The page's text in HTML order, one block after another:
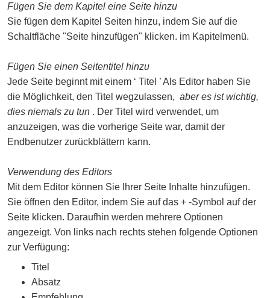
Fügen Sie dem Kapitel eine Seite hinzu
Sie fügen dem Kapitel Seiten hinzu, indem Sie auf die
Schaltfläche "Seite hinzufügen" klicken. im Kapitelmenü.
Fügen Sie einen Seitentitel hinzu
Jede Seite beginnt mit einem ‘ Titel ’ Als Editor haben Sie
die Möglichkeit, den Titel wegzulassen, aber es ist wichtig,
dies niemals zu tun . Der Titel wird verwendet, um
anzuzeigen, was die vorherige Seite war, damit der
Endbenutzer zurückblättern kann.
Verwendung des Editors
Mit dem Editor können Sie Ihrer Seite Inhalte hinzufügen.
Sie öffnen den Editor, indem Sie auf das + -Symbol auf der
Seite klicken. Daraufhin werden mehrere Optionen
angezeigt. Von links nach rechts stehen folgende Optionen
zur Verfügung:
Titel
Absatz